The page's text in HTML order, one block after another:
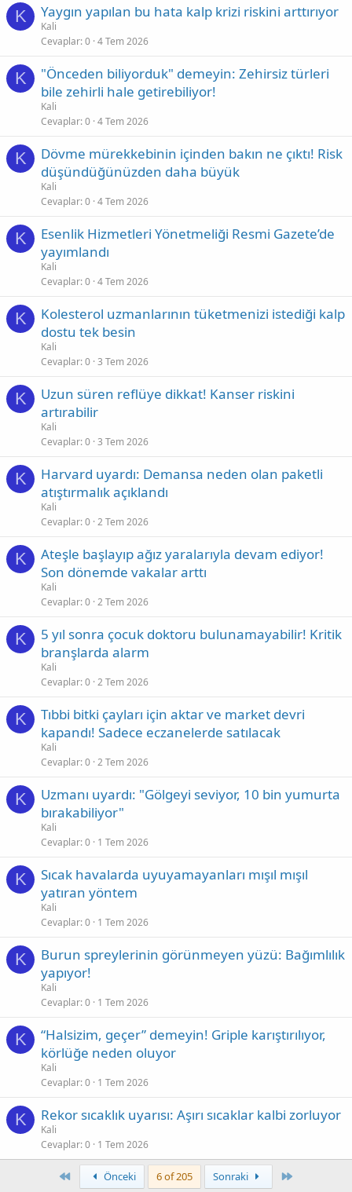
K Yaygın yapılan bu hata kalp krizi riskini arttırıyor
Kali
Cevaplar 0 4 Tem 2026
K
"Önceden biliyorduk" demeyin: Zehirsiz türleri
bile zehirli hale getirebiliyor!
Kali
Cevaplar 0 4 Tem 2026
K
Dövme mürekkebinin içinden bakın ne çıktı! Risk
düşündüğünüzden daha büyük
Kali
Cevaplar 0 4 Tem 2026
K
Esenlik Hizmetleri Yönetmeliği Resmi Gazete’de
yayımlandı
Kali
Cevaplar 0 4 Tem 2026
K
Kolesterol uzmanlarının tüketmenizi istediği kalp
dostu tek besin
Kali
Cevaplar 0 3 Tem 2026
K
Uzun süren reflüye dikkat! Kanser riskini
artırabilir
Kali
Cevaplar 0 3 Tem 2026
K
Harvard uyardı: Demansa neden olan paketli
atıştırmalık açıklandı
Kali
Cevaplar 0 2 Tem 2026
K
Ateşle başlayıp ağız yaralarıyla devam ediyor!
Son dönemde vakalar arttı
Kali
Cevaplar 0 2 Tem 2026
K
5 yıl sonra çocuk doktoru bulunamayabilir! Kritik
branşlarda alarm
Kali
Cevaplar 0 2 Tem 2026
K
Tıbbi bitki çayları için aktar ve market devri
kapandı! Sadece eczanelerde satılacak
Kali
Cevaplar 0 2 Tem 2026
K
Uzmanı uyardı: "Gölgeyi seviyor, 10 bin yumurta
bırakabiliyor"
Kali
Cevaplar 0 1 Tem 2026
K
Sıcak havalarda uyuyamayanları mışıl mışıl
yatıran yöntem
Kali
Cevaplar 0 1 Tem 2026
K
Burun spreylerinin görünmeyen yüzü: Bağımlılık
yapıyor!
Kali
Cevaplar 0 1 Tem 2026
K
“Halsizim, geçer” demeyin! Griple karıştırılıyor,
körlüğe neden oluyor
Kali
Cevaplar 0 1 Tem 2026
K Rekor sıcaklık uyarısı: Aşırı sıcaklar kalbi zorluyor
Kali
Cevaplar 0 1 Tem 2026
Önceki 6 of 205 Sonraki